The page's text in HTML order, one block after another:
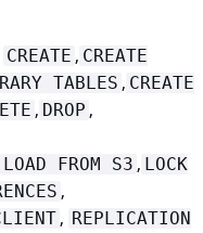
CREATE , CREATE
TABLES , CREATE
, DROP ,
LOAD FROM S3 , LOCK
,
, REPLICATION